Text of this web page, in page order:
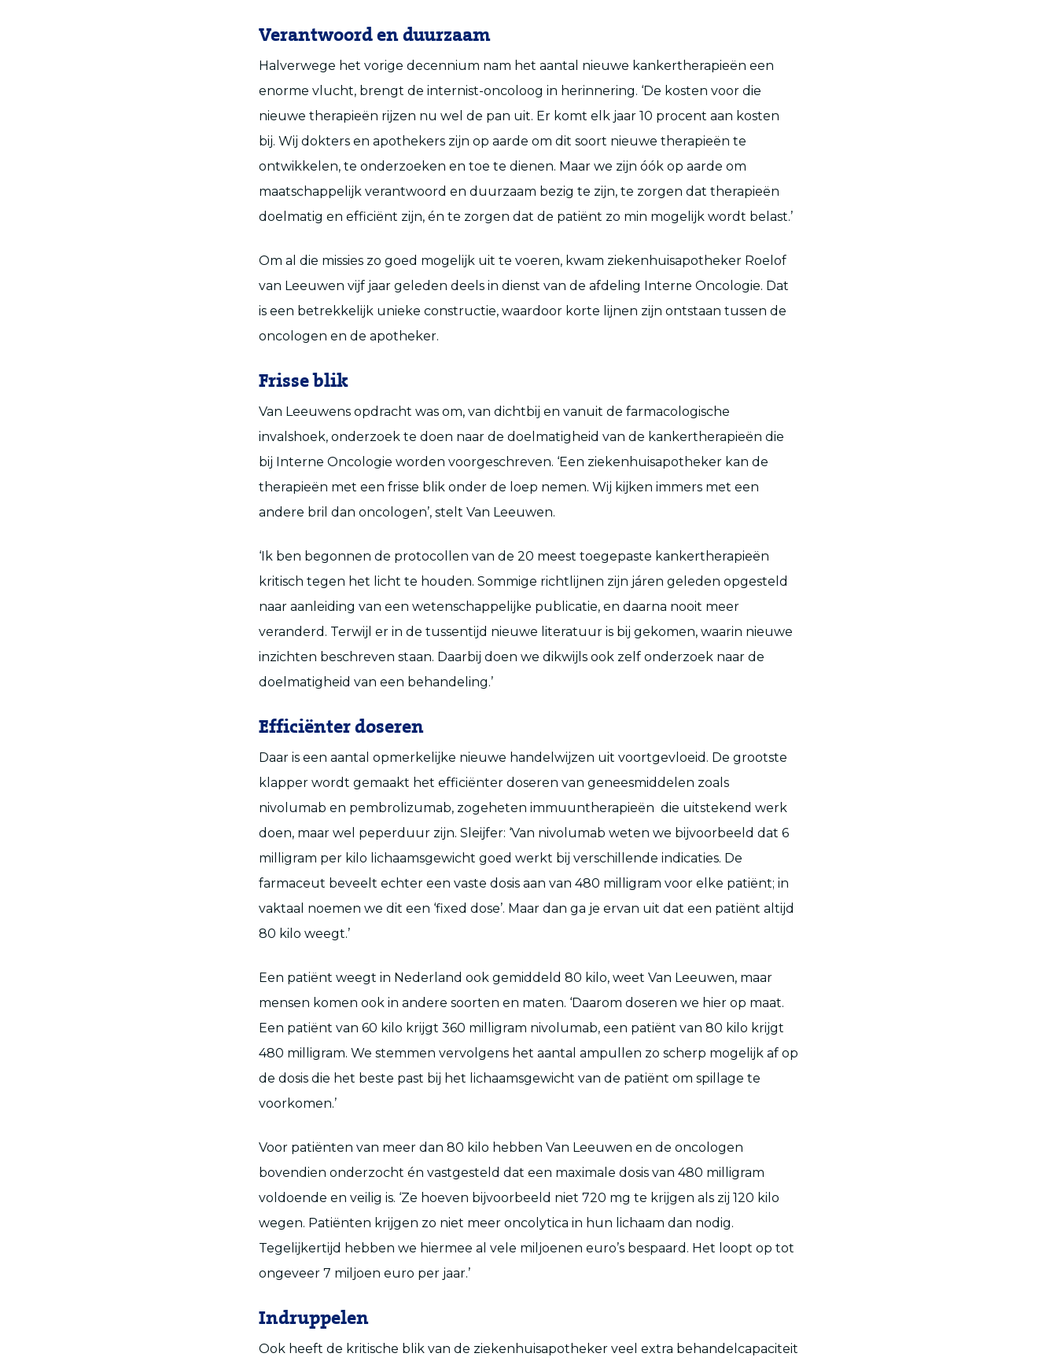
Verantwoord en duurzaam
Halverwege het vorige decennium nam het aantal nieuwe kankertherapieën een
enorme vlucht, brengt de internist-oncoloog in herinnering. ‘De kosten voor die
nieuwe therapieën rijzen nu wel de pan uit. Er komt elk jaar 10 procent aan kosten
bij. Wij dokters en apothekers zijn op aarde om dit soort nieuwe therapieën te
ontwikkelen, te onderzoeken en toe te dienen. Maar we zijn óók op aarde om
maatschappelijk verantwoord en duurzaam bezig te zijn, te zorgen dat therapieën
doelmatig en efficiënt zijn, én te zorgen dat de patiënt zo min mogelijk wordt belast.’
Om al die missies zo goed mogelijk uit te voeren, kwam ziekenhuisapotheker Roelof
van Leeuwen vijf jaar geleden deels in dienst van de afdeling Interne Oncologie. Dat
is een betrekkelijk unieke constructie, waardoor korte lijnen zijn ontstaan tussen de
oncologen en de apotheker.
Frisse blik
Van Leeuwens opdracht was om, van dichtbij en vanuit de farmacologische
invalshoek, onderzoek te doen naar de doelmatigheid van de kankertherapieën die
bij Interne Oncologie worden voorgeschreven. ‘Een ziekenhuisapotheker kan de
therapieën met een frisse blik onder de loep nemen. Wij kijken immers met een
andere bril dan oncologen’, stelt Van Leeuwen.
‘Ik ben begonnen de protocollen van de 20 meest toegepaste kankertherapieën
kritisch tegen het licht te houden. Sommige richtlijnen zijn járen geleden opgesteld
naar aanleiding van een wetenschappelijke publicatie, en daarna nooit meer
veranderd. Terwijl er in de tussentijd nieuwe literatuur is bij gekomen, waarin nieuwe
inzichten beschreven staan. Daarbij doen we dikwijls ook zelf onderzoek naar de
doelmatigheid van een behandeling.’
Efficiënter doseren
Daar is een aantal opmerkelijke nieuwe handelwijzen uit voortgevloeid. De grootste
klapper wordt gemaakt het efficiënter doseren van geneesmiddelen zoals
nivolumab en pembrolizumab, zogeheten immuuntherapieën die uitstekend werk
doen, maar wel peperduur zijn. Sleijfer: ‘Van nivolumab weten we bijvoorbeeld dat 6
milligram per kilo lichaamsgewicht goed werkt bij verschillende indicaties. De
farmaceut beveelt echter een vaste dosis aan van 480 milligram voor elke patiënt; in
vaktaal noemen we dit een ‘fixed dose’. Maar dan ga je ervan uit dat een patiënt altijd
80 kilo weegt.’
Een patiënt weegt in Nederland ook gemiddeld 80 kilo, weet Van Leeuwen, maar
mensen komen ook in andere soorten en maten. ‘Daarom doseren we hier op maat.
Een patiënt van 60 kilo krijgt 360 milligram nivolumab, een patiënt van 80 kilo krijgt
480 milligram. We stemmen vervolgens het aantal ampullen zo scherp mogelijk af op
de dosis die het beste past bij het lichaamsgewicht van de patiënt om spillage te
voorkomen.’
Voor patiënten van meer dan 80 kilo hebben Van Leeuwen en de oncologen
bovendien onderzocht én vastgesteld dat een maximale dosis van 480 milligram
voldoende en veilig is. ‘Ze hoeven bijvoorbeeld niet 720 mg te krijgen als zij 120 kilo
wegen. Patiënten krijgen zo niet meer oncolytica in hun lichaam dan nodig.
Tegelijkertijd hebben we hiermee al vele miljoenen euro’s bespaard. Het loopt op tot
ongeveer 7 miljoen euro per jaar.’
Indruppelen
Ook heeft de kritische blik van de ziekenhuisapotheker veel extra behandelcapaciteit